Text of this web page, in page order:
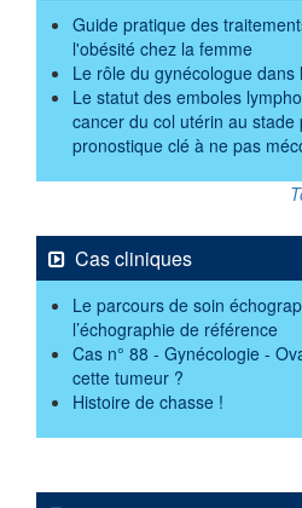
Guide pratique des
l'obésité chez la femme
Le rôle du gynécologue
Le statut des emboles
cancer du col utérin au
pronostique clé à ne pas
Cas cliniques
Le parcours de soin
l’échographie de référence
Cas n° 88 - Gynécologie -
cette tumeur ?
Histoire de chasse !